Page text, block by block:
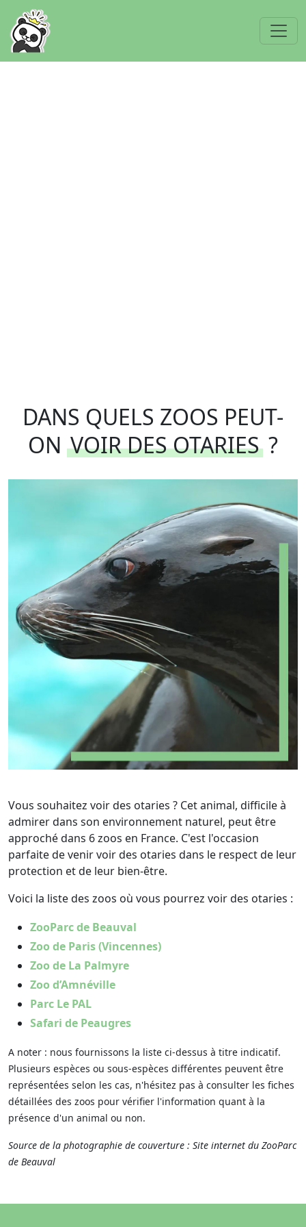
DANS QUELS ZOOS PEUT-
ON VOIR DES OTARIES ?
Vous souhaitez voir des otaries ? Cet animal, difficile à
admirer dans son environnement naturel, peut être
approché dans 6 zoos en France. C'est l'occasion
parfaite de venir voir des otaries dans le respect de leur
protection et de leur bien-être.
Voici la liste des zoos où vous pourrez voir des otaries :
ZooParc de Beauval
Zoo de Paris (Vincennes)
Zoo de La Palmyre
Zoo d’Amnéville
Parc Le PAL
Safari de Peaugres
A noter : nous fournissons la liste ci-dessus à titre indicatif.
Plusieurs espèces ou sous-espèces différentes peuvent être
représentées selon les cas, n'hésitez pas à consulter les fiches
détaillées des zoos pour vérifier l'information quant à la
présence d'un animal ou non.
Source de la photographie de couverture : Site internet du ZooParc
de Beauval